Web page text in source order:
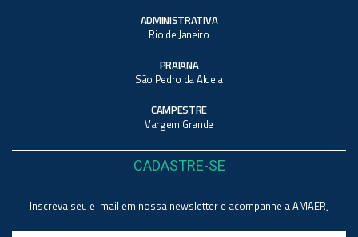
ADMINISTRATIVA
Rio de Janeiro
PRAIANA
São Pedro da Aldeia
CAMPESTRE
Vargem Grande
CADASTRE-SE
Inscreva seu e-mail em nossa newsletter e acompanhe a AMAERJ